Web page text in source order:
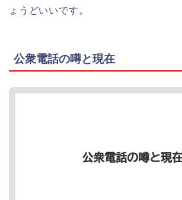
ょうどいいです。
公衆電話の噂と現在